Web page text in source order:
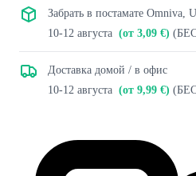
Забрать в постамате Omniva,
10-12 августа (от 3,09 €)
Доставка домой / в офис
10-12 августа (от 9,99 €)